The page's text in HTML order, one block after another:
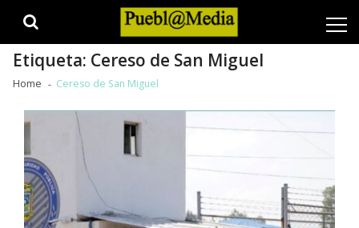
Etiqueta: Cereso de San Miguel
Home Cereso de San Miguel